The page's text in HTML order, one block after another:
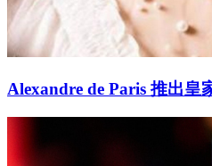
Alexandre de Paris 推出皇